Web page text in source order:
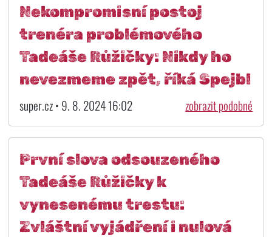
Nekompromisní postoj
trenéra problémového
Tadeáše Růžičky: Nikdy ho
nevezmeme zpět, říká Spejbl
super.cz • 9. 8. 2024 16:02 zobrazit podobné
První slova odsouzeného
Tadeáše Růžičky k
vynesenému trestu:
Zvláštní vyjádření i nulová